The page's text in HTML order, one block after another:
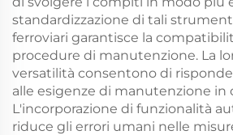
standardizzazione di tali
ferroviari garantisce la
procedure di manutenzione. La
versatilità consentono di
alle esigenze di manutenzione in
L'incorporazione di funzionalità
riduce gli errori umani nelle